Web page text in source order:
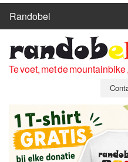
Randobel
ROUTES
CLUBS
OVER
LEDEN
ZICH AANMELDEN
Te voet, met de mountainbike